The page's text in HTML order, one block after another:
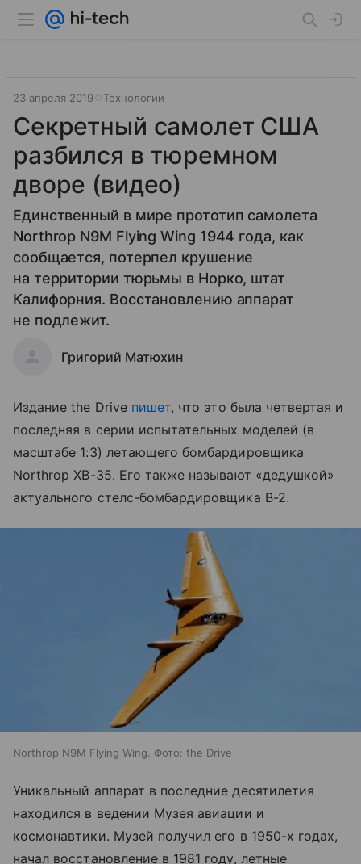
23 апреля 2019 Технологии
Секретный самолет США
разбился в тюремном
дворе (видео)
Единственный в мире прототип самолета
Northrop N9M Flying Wing 1944 года, как
сообщается, потерпел крушение
на территории тюрьмы в Норко, штат
Калифорния. Восстановлению аппарат
не подлежит.
Григорий Матюхин
Издание the Drive пишет, что это была четвертая и
последняя в серии испытательных моделей (в
масштабе 1:3) летающего бомбардировщика
Northrop XB-35. Его также называют «дедушкой»
актуального стелс-бомбардировщика B-2.
Northrop N9M Flying Wing. Фото: the Drive
Уникальный аппарат в последние десятилетия
находился в ведении Музея авиации и
космонавтики. Музей получил его в 1950-х годах,
начал восстановление в 1981 году, летные